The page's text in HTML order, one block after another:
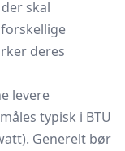
skal
deres
levere
typisk i BTU
Generelt bør